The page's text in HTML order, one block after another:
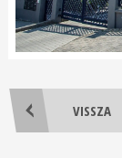
VISSZA